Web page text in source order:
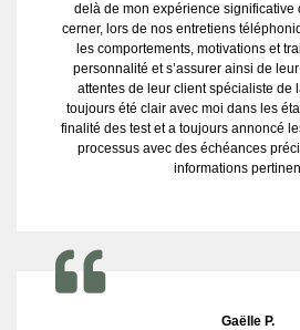
delà de mon expérience significative
cerner, lors de nos entretiens
les comportements, motivations et
personnalité et s’assurer ainsi de
attentes de leur client spécialiste de
toujours été clair avec moi dans les
finalité des test et a toujours annoncé
processus avec des échéances
informations
Gaëlle P.